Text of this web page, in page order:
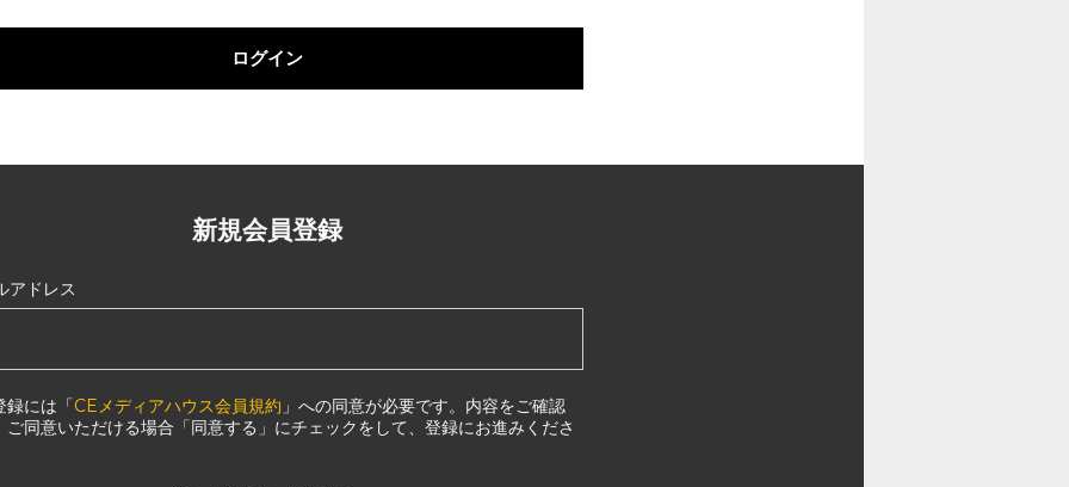
ログイン
新規会員登録
アドレス
録には「CEメディアハウス会員規約 」への同意が必要です。内容をご確認
ご同意いただける場合「同意する」にチェックをして、登録にお進みくださ